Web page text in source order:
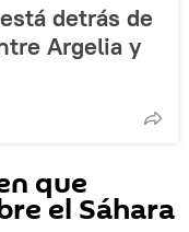
detrás de
Argelia y
que
el Sáhara